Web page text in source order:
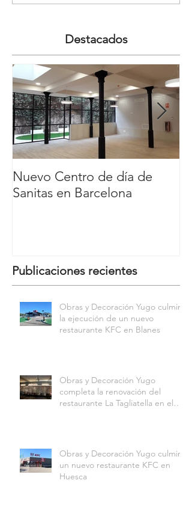
Destacados
Nuevo Centro de día de
Sanitas en Barcelona
Publicaciones recientes
Obras y Decoración Yugo culmina
la ejecución de un nuevo
restaurante KFC en Blanes
Obras y Decoración Yugo
completa la renovación del
restaurante La Tagliatella en el
Obras y Decoración Yugo culmina
un nuevo restaurante KFC en
Huesca